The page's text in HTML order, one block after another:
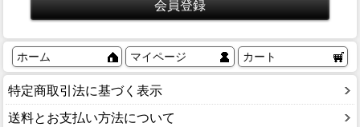
ホーム マイページ カート
特定商取引法に基づく表示
送料とお支払い方法について